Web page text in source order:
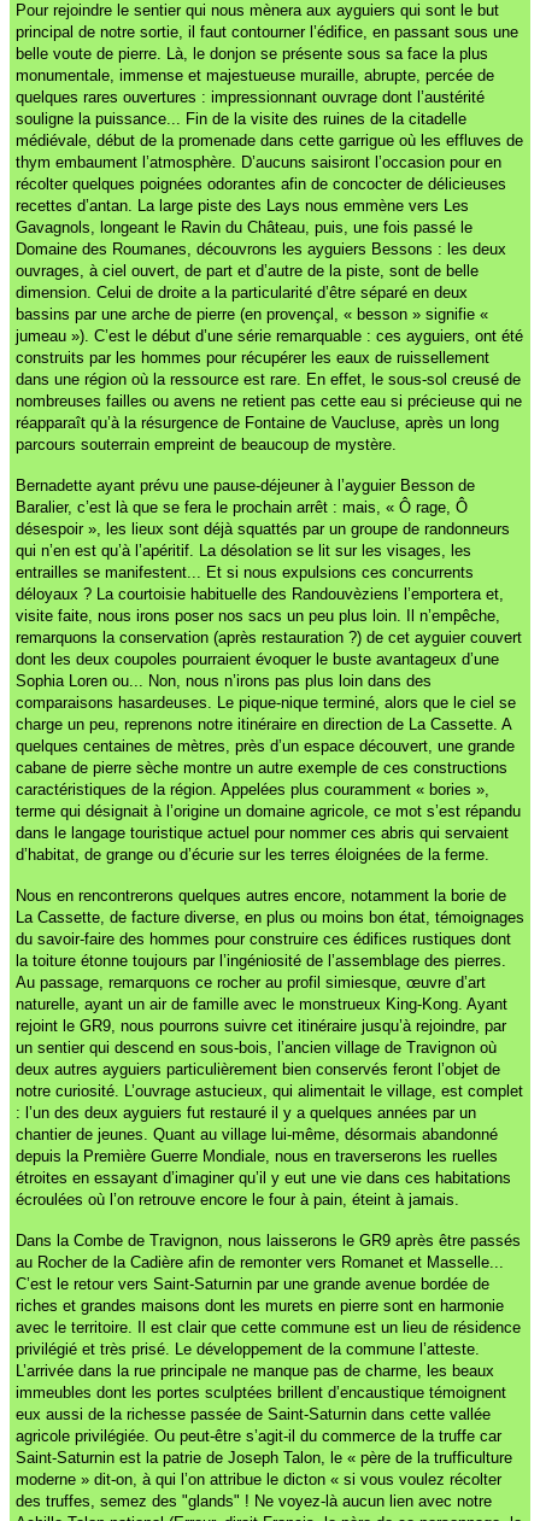
Pour rejoindre le sentier qui nous mènera aux ayguiers qui sont le but
principal de notre sortie, il faut contourner l’édifice, en passant sous une
belle voute de pierre. Là, le donjon se présente sous sa face la plus
monumentale, immense et majestueuse muraille, abrupte, percée de
quelques rares ouvertures : impressionnant ouvrage dont l’austérité
souligne la puissance... Fin de la visite des ruines de la citadelle
médiévale, début de la promenade dans cette garrigue où les effluves de
thym embaument l’atmosphère. D’aucuns saisiront l’occasion pour en
récolter quelques poignées odorantes afin de concocter de délicieuses
recettes d’antan. La large piste des Lays nous emmène vers Les
Gavagnols, longeant le Ravin du Château, puis, une fois passé le
Domaine des Roumanes, découvrons les ayguiers Bessons : les deux
ouvrages, à ciel ouvert, de part et d’autre de la piste, sont de belle
dimension. Celui de droite a la particularité d’être séparé en deux
bassins par une arche de pierre (en provençal, « besson » signifie «
jumeau »). C’est le début d’une série remarquable : ces ayguiers, ont été
construits par les hommes pour récupérer les eaux de ruissellement
dans une région où la ressource est rare. En effet, le sous-sol creusé de
nombreuses failles ou avens ne retient pas cette eau si précieuse qui ne
réapparaît qu’à la résurgence de Fontaine de Vaucluse, après un long
parcours souterrain empreint de beaucoup de mystère.
Bernadette ayant prévu une pause-déjeuner à l’ayguier Besson de
Baralier, c’est là que se fera le prochain arrêt : mais, « Ô rage, Ô
désespoir », les lieux sont déjà squattés par un groupe de randonneurs
qui n’en est qu’à l’apéritif. La désolation se lit sur les visages, les
entrailles se manifestent... Et si nous expulsions ces concurrents
déloyaux ? La courtoisie habituelle des Randouvèziens l’emportera et,
visite faite, nous irons poser nos sacs un peu plus loin. Il n’empêche,
remarquons la conservation (après restauration ?) de cet ayguier couvert
dont les deux coupoles pourraient évoquer le buste avantageux d’une
Sophia Loren ou... Non, nous n’irons pas plus loin dans des
comparaisons hasardeuses. Le pique-nique terminé, alors que le ciel se
charge un peu, reprenons notre itinéraire en direction de La Cassette. A
quelques centaines de mètres, près d’un espace découvert, une grande
cabane de pierre sèche montre un autre exemple de ces constructions
caractéristiques de la région. Appelées plus couramment « bories »,
terme qui désignait à l’origine un domaine agricole, ce mot s’est répandu
dans le langage touristique actuel pour nommer ces abris qui servaient
d’habitat, de grange ou d’écurie sur les terres éloignées de la ferme.
Nous en rencontrerons quelques autres encore, notamment la borie de
La Cassette, de facture diverse, en plus ou moins bon état, témoignages
du savoir-faire des hommes pour construire ces édifices rustiques dont
la toiture étonne toujours par l’ingéniosité de l’assemblage des pierres.
Au passage, remarquons ce rocher au profil simiesque, œuvre d’art
naturelle, ayant un air de famille avec le monstrueux King-Kong. Ayant
rejoint le GR9, nous pourrons suivre cet itinéraire jusqu’à rejoindre, par
un sentier qui descend en sous-bois, l’ancien village de Travignon où
deux autres ayguiers particulièrement bien conservés feront l’objet de
notre curiosité. L’ouvrage astucieux, qui alimentait le village, est complet
: l’un des deux ayguiers fut restauré il y a quelques années par un
chantier de jeunes. Quant au village lui-même, désormais abandonné
depuis la Première Guerre Mondiale, nous en traverserons les ruelles
étroites en essayant d’imaginer qu’il y eut une vie dans ces habitations
écroulées où l’on retrouve encore le four à pain, éteint à jamais.
Dans la Combe de Travignon, nous laisserons le GR9 après être passés
au Rocher de la Cadière afin de remonter vers Romanet et Masselle...
C’est le retour vers Saint-Saturnin par une grande avenue bordée de
riches et grandes maisons dont les murets en pierre sont en harmonie
avec le territoire. Il est clair que cette commune est un lieu de résidence
privilégié et très prisé. Le développement de la commune l’atteste.
L’arrivée dans la rue principale ne manque pas de charme, les beaux
immeubles dont les portes sculptées brillent d’encaustique témoignent
eux aussi de la richesse passée de Saint-Saturnin dans cette vallée
agricole privilégiée. Ou peut-être s’agit-il du commerce de la truffe car
Saint-Saturnin est la patrie de Joseph Talon, le « père de la trufficulture
moderne » dit-on, à qui l’on attribue le dicton « si vous voulez récolter
des truffes, semez des "glands" ! Ne voyez-là aucun lien avec notre